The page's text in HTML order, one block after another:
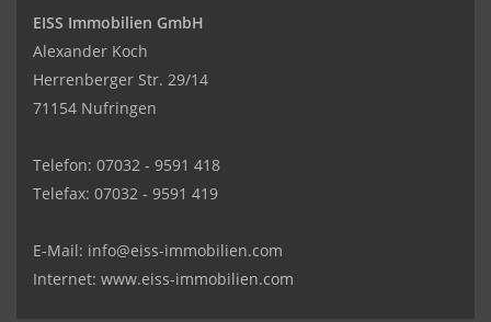
EISS Immobilien GmbH
Alexander Koch
Herrenberger Str. 29/14
71154 Nufringen
Telefon: 07032 - 9591 418
Telefax: 07032 - 9591 419
E-Mail: info@eiss-immobilien.com
Internet: www.eiss-immobilien.com
SEHR GUT